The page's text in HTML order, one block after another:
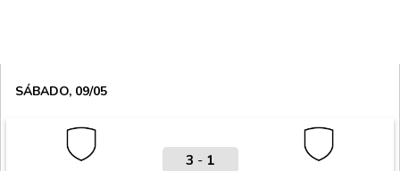
SÁBADO, 09/05
3 - 1